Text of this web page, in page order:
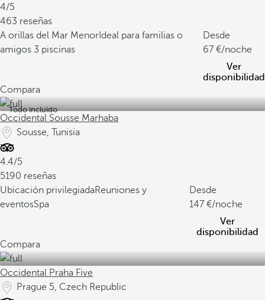
4/5
463 reseñas
A orillas del Mar Menor Ideal para familias o
amigos 3 piscinas
Desde
67
/noche
Ver
disponibilidad
Compara
Todo incluido
Occidental Sousse Marhaba
Sousse, Tunisia
4.4/5
5190 reseñas
Ubicación privilegiadaReuniones y
eventosSpa
Desde
147
/noche
Ver
disponibilidad
Compara
Occidental Praha Five
Prague 5, Czech Republic